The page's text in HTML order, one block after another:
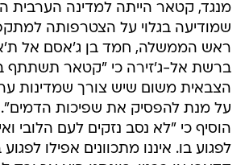
מנגד, קטאר הייתה למדינה הערבית
שמודיעה בגלוי על הצטרפותה
ראש הממשלה, חמד בן ג'אסם אל
ברשת אל-ג'זירה כי "קטאר תשתתף
הצבאית משום שיש צורך שמדינות
על מנת להפסיק את שפיכות הדמים".
הוסיף כי "לא נסב נזקים לעם הלובי
לפגוע בו. איננו מתכוונים אפילו